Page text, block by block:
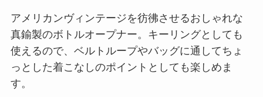
アメリカンヴィンテージを彷彿させるおしゃれな
真鍮製のボトルオープナー。キーリングとしても
使えるので、ベルトループやバッグに通してちょ
っとした着こなしのポイントとしても楽しめま
す。